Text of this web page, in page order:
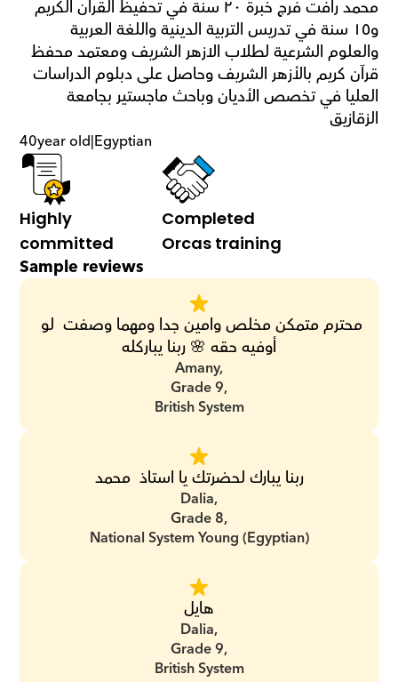
الزقازيق
40year old|Egyptian
Highly
committed
Completed
Orcas training
Sample reviews
أوفيه حقه 🌸 ربنا يباركله
Amany,
Grade 9,
British System
ربنا يبارك لحضرتك يا استاذ  محمد
Dalia,
Grade 8,
National System Young (Egyptian)
هايل
Dalia,
Grade 9,
British System